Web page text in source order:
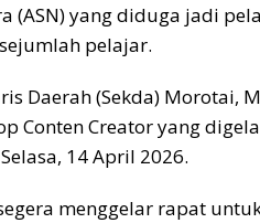
(ASN) yang diduga jadi
pelajar.
Daerah (Sekda) Morotai,
Conten Creator yang
14 April 2026.
menggelar rapat